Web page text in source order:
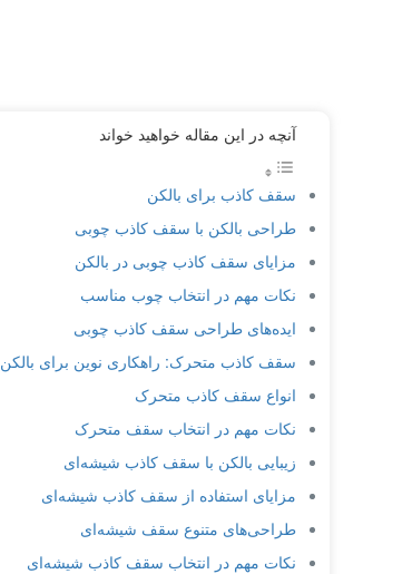
آنچه در این مقاله خواهید خواند
سقف کاذب برای بالکن
طراحی بالکن با سقف کاذب چوبی
مزایای سقف کاذب چوبی در بالکن
نکات مهم در انتخاب چوب مناسب
ایده‌های طراحی سقف کاذب چوبی
سقف کاذب متحرک: راهکاری نوین برای بالکن
انواع سقف کاذب متحرک
نکات مهم در انتخاب سقف متحرک
زیبایی بالکن با سقف کاذب شیشه‌ای
مزایای استفاده از سقف کاذب شیشه‌ای
طراحی‌های متنوع سقف شیشه‌ای
نکات مهم در انتخاب سقف کاذب شیشه‌ای